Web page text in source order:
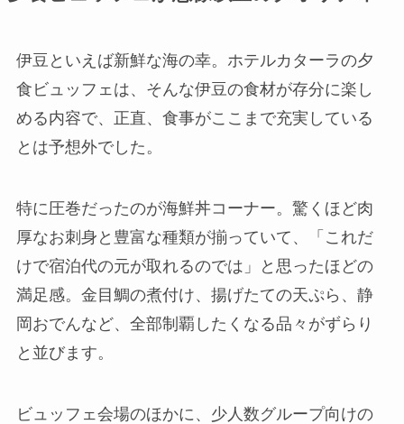
伊豆といえば新鮮な海の幸。ホテルカターラの夕
食ビュッフェは、そんな伊豆の食材が存分に楽し
める内容で、正直、食事がここまで充実している
とは予想外でした。
特に圧巻だったのが海鮮丼コーナー。驚くほど肉
厚なお刺身と豊富な種類が揃っていて、「これだ
けで宿泊代の元が取れるのでは」と思ったほどの
満足感。金目鯛の煮付け、揚げたての天ぷら、静
岡おでんなど、全部制覇したくなる品々がずらり
と並びます。
ビュッフェ会場のほかに、少人数グループ向けの